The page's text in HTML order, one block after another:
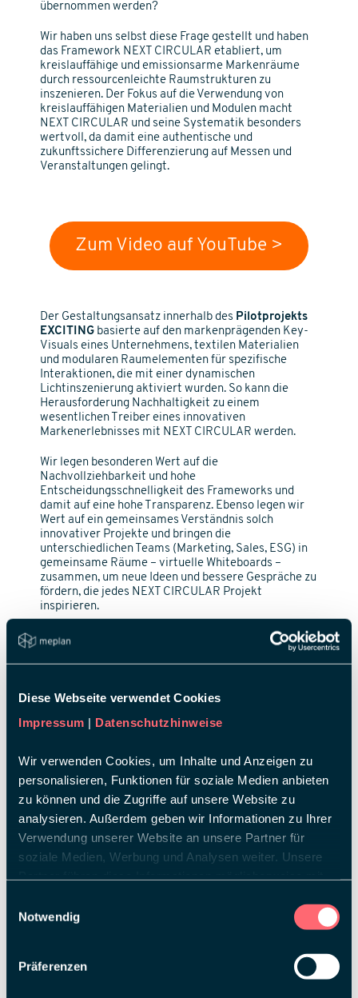
Diese Webseite verwendet Cookies
Impressum | Datenschutzhinweise
Wir verwenden Cookies, um Inhalte und Anzeigen zu
personalisieren, Funktionen für soziale Medien anbieten
zu können und die Zugriffe auf unsere Website zu
analysieren. Außerdem geben wir Informationen zu Ihrer
Verwendung unserer Website an unsere Partner für
soziale Medien, Werbung und Analysen weiter. Unsere
haben oder die sie im Rahmen Ihrer Nutzung der Dienste
Notwendig
Präferenzen
übernommen werden?
Wir haben uns selbst diese Frage gestellt und haben
das Framework NEXT CIRCULAR etabliert, um
kreislauffähige und emissionsarme Markenräume
durch ressourcenleichte Raumstrukturen zu
inszenieren. Der Fokus auf die Verwendung von
kreislauffähigen Materialien und Modulen macht
NEXT CIRCULAR und seine Systematik besonders
wertvoll, da damit eine authentische und
zukunftssichere Differenzierung auf Messen und
Veranstaltungen gelingt.
Zum Video auf YouTube >
Der Gestaltungsansatz innerhalb des Pilotprojekts
EXCITING basierte auf den markenprägenden Key-
Visuals eines Unternehmens, textilen Materialien
und modularen Raumelementen für spezifische
Interaktionen, die mit einer dynamischen
Lichtinszenierung aktiviert wurden. So kann die
Herausforderung Nachhaltigkeit zu einem
wesentlichen Treiber eines innovativen
Markenerlebnisses mit NEXT CIRCULAR werden.
Wir legen besonderen Wert auf die
Nachvollziehbarkeit und hohe
Entscheidungsschnelligkeit des Frameworks und
damit auf eine hohe Transparenz. Ebenso legen wir
Wert auf ein gemeinsames Verständnis solch
innovativer Projekte und bringen die
unterschiedlichen Teams (Marketing, Sales, ESG) in
gemeinsame Räume – virtuelle Whiteboards –
zusammen, um neue Ideen und bessere Gespräche zu
fördern, die jedes NEXT CIRCULAR Projekt
inspirieren.
MitNEXT CIRCULAR
starten wir in eine neue Phase
zirkuläre, innovative Standdesigns und hochgradig
Nachhaltigkeit als Treiber Ihrer
Sie wollen mehr erfahren und sind neugierig?